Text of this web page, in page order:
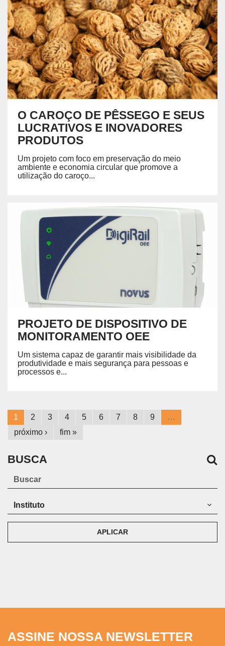
O CAROÇO DE PÊSSEGO E SEUS
LUCRATIVOS E INOVADORES
PRODUTOS
Um projeto com foco em preservação do meio
ambiente e economia circular que promove a
utilização do caroço...
PROJETO DE DISPOSITIVO DE
MONITORAMENTO OEE
Um sistema capaz de garantir mais visibilidade da
produtividade e mais segurança para pessoas e
processos e...
1 2 3 4 5 6 7 8 9
…
próximo ›
fim »
BUSCA
APLICAR
ASSINE NOSSA NEWSLETTER